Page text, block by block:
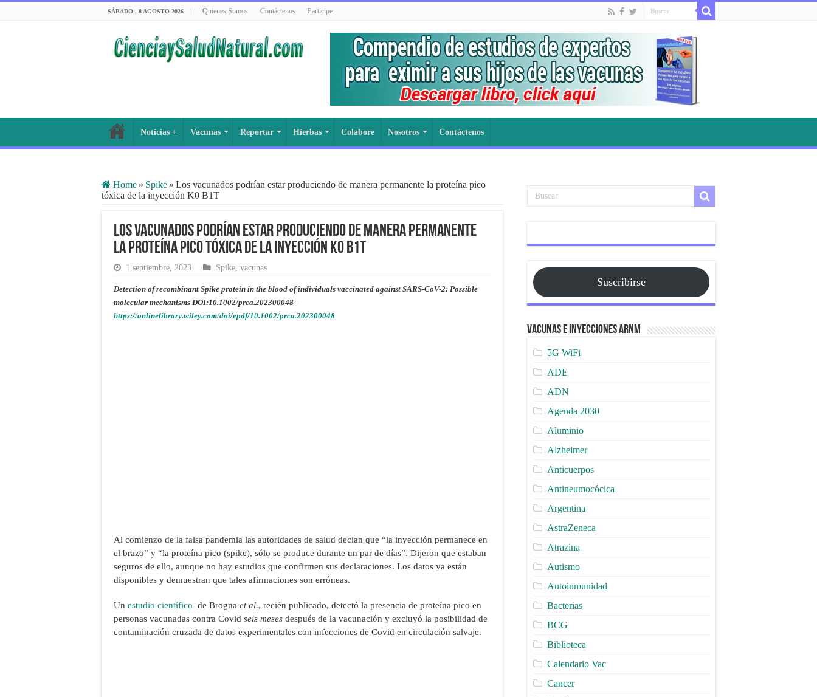
SÁBADO , 8 AGOSTO 2026 Quienes Somos Contáctenos Participe
Noticias + Vacunas Reportar Hierbas Colabore Nosotros Contáctenos
Home » Spike » Los vacunados podrían estar produciendo de manera permanente la proteína pico
tóxica de la inyección K0 B1T
Los vacunados podrían estar produciendo de manera permanente
la proteína pico tóxica de la inyección K0 B1T
1 septiembre, 2023 Spike, vacunas
Detection of recombinant Spike protein in the blood of individuals vaccinated against SARS-CoV-2: Possible
molecular mechanisms DOI:10.1002/prca.202300048 –
https://onlinelibrary.wiley.com/doi/epdf/10.1002/prca.202300048
Al comienzo de la falsa pandemia las autoridades de salud decian que “la inyección permanece en
el brazo” y “la proteína pico (spike), sólo se produce durante un par de días”. Dijeron que estaban
seguros de ello, aunque no hay estudios que confirmen sus declaraciones. Los datos ya están
disponibles y demuestran que tales afirmaciones son erróneas.
Un estudio científico de Brogna et al., recién publicado, detectó la presencia de proteína pico en
personas vacunadas contra Covid seis meses después de la vacunación y excluyó la posibilidad de
contaminación cruzada de datos experimentales con infecciones de Covid en circulación salvaje.
Suscribirse
Vacunas e Inyecciones ARNm
5G WiFi
ADE
ADN
Agenda 2030
Aluminio
Alzheimer
Anticuerpos
Antineumocócica
Argentina
AstraZeneca
Atrazina
Autismo
Autoinmunidad
Bacterias
BCG
Biblioteca
Calendario Vac
Cancer